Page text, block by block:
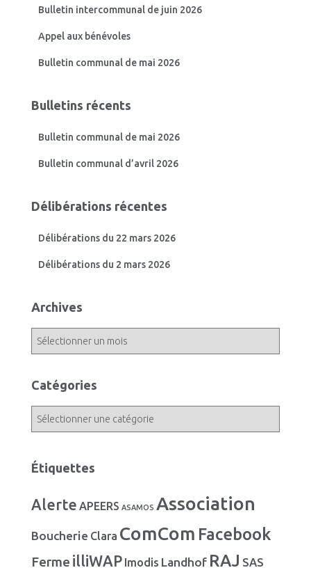
Bulletin intercommunal de juin 2026
Appel aux bénévoles
Bulletin communal de mai 2026
Bulletins récents
Bulletin communal de mai 2026
Bulletin communal d’avril 2026
Délibérations récentes
Délibérations du 22 mars 2026
Délibérations du 2 mars 2026
Archives
h
Catégories
é
g
r
e
Étiquettes
Alerte APEERS ASAMOS Association
Boucherie Clara ComCom Facebook
Ferme illiWAP Imodis Landhof RAJ SAS